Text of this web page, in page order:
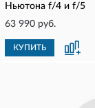
Ньютона f/4 и f/5
63 990 руб.
КУПИТЬ